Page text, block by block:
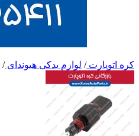
کره اتوپارت/ لوازم یدکی هیوندای/